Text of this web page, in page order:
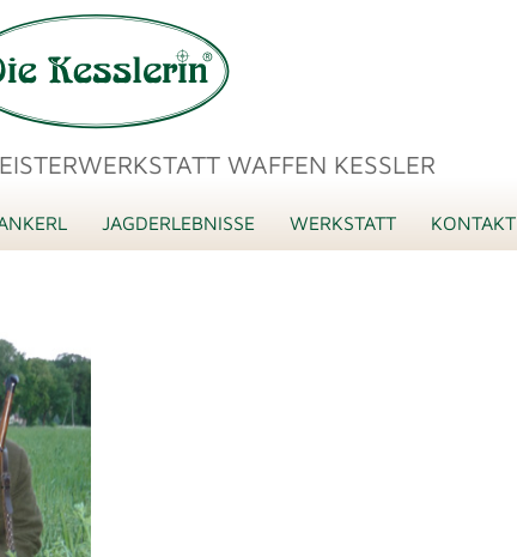
WAFFEN KESSLER
JAGDERLEBNISSE WERKSTATT KONTAKT